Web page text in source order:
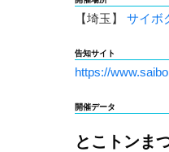
【埼玉】 サイボ
告知サイト
https://
開催データ
とこトンま